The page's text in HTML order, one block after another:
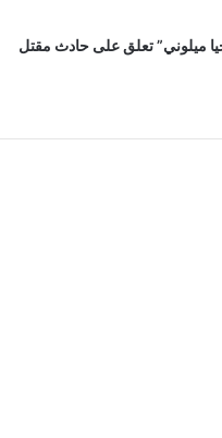
ميلوني” تعلق على حادث مقتل